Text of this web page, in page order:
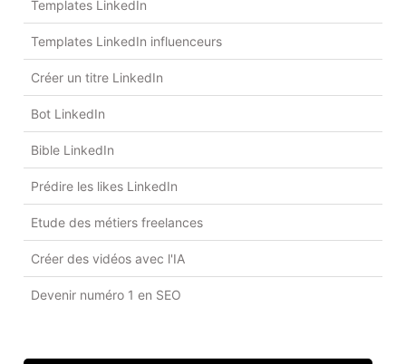
Templates LinkedIn
Templates LinkedIn influenceurs
Créer un titre LinkedIn
Bot LinkedIn
Bible LinkedIn
Prédire les likes LinkedIn
Etude des métiers freelances
Créer des vidéos avec l'IA
Devenir numéro 1 en SEO